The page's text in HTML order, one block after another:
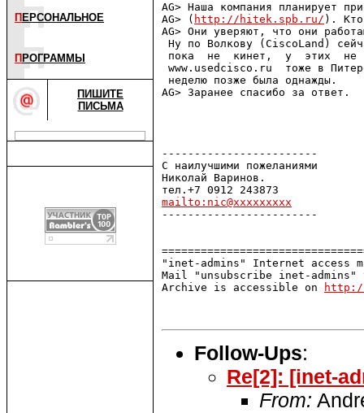
П ЕРСОНАЛЬНОЕ
П РОГРАММЫ
ПИШИТЕ
ПИСЬМА
AG> Наша компания планирует
AG> ( http://hitek.spb.ru/ ). Кто
AG> Они уверяют, что они
Ну по Волкову (CiscoLand)
пока  не  кинет,  у  этих
www.usedcisco.ru  тоже в
неделю позже была однажды.
AG> Заранее спасибо за ответ.
------------------------
С наилучшими пожеланиями
Николай Варинов.
mailto:nic@xxxxxxxxx
------------------------
"inet-admins" Internet access
Mail "unsubscribe inet-admins"
Archive is accessible on
Follow-Ups:
Re[2]: [inet-
From: